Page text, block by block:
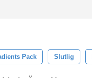
Pack Slutlig